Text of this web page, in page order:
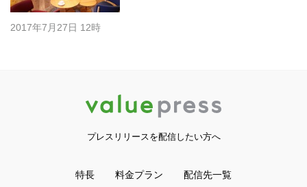
2017年7月27日 12時
プレスリリースを配信したい方へ
特長 料金プラン 配信先一覧